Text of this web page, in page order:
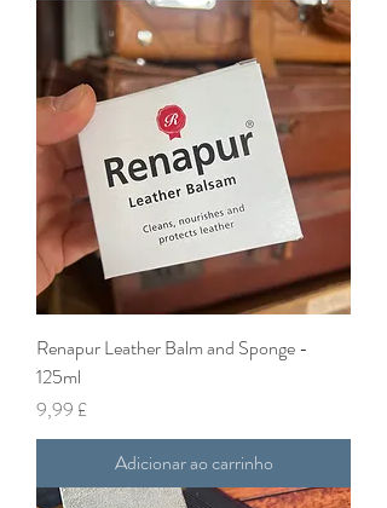
Renapur Leather Balm and Sponge -
125ml
Preço
9,99 £
Adicionar ao carrinho